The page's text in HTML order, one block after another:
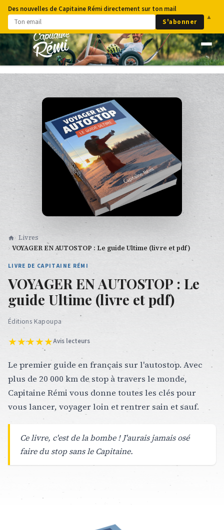
Des nouvelles de Capitaine Rémi directement sur ton mail
S'abonner
▲
Livres
VOYAGER EN AUTOSTOP : Le guide Ultime (livre et pdf)
LIVRE DE CAPITAINE RÉMI
VOYAGER EN AUTOSTOP : Le
guide Ultime (livre et pdf)
Éditions Kapoupa
★★★★★Avis lecteurs
Le premier guide en français sur l'autostop. Avec
plus de 20 000 km de stop à travers le monde,
Capitaine Rémi vous donne toutes les clés pour
vous lancer, voyager loin et rentrer sain et sauf.
Ce livre, c'est de la bombe ! J'aurais jamais osé
faire du stop sans le Capitaine.